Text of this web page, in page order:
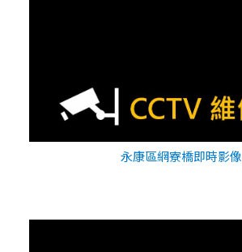
永康區網寮橋即時影像